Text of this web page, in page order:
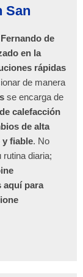
San
de
en la
rápidas
de manera
se encarga de
calefacción
de alta
y fiable. No
diaria;
aquí para